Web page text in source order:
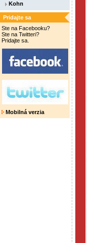
Kohn
Pridajte sa
Ste na Facebooku?
Ste na Twitteri?
Pridajte sa.
Mobilná verzia